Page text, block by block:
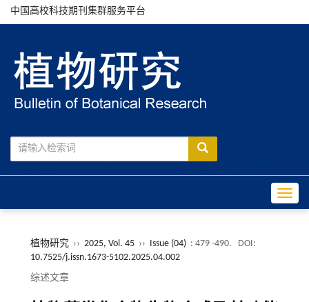
中国高校科技期刊集群服务平台
植物研究 ›› 2025, Vol. 45 ›› Issue (04) : 479 -490.
DOI:
10.7525/j.issn.1673-5102.2025.04.002
综述文章